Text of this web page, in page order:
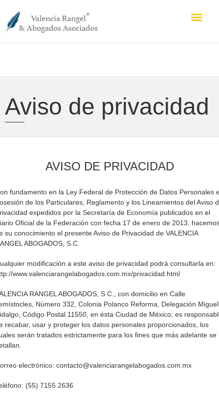
Aviso de privacidad
AVISO DE PRIVACIDAD
fundamento en la Ley Federal de Protección de Datos Personales
de los Particulares, Reglamento y los Lineamientos del Aviso
expedidos por la Secretaría de Economía publicados en el
Oficial de la Federación con fecha 17 de enero de 2013,
su conocimiento el presente Aviso de Privacidad de VALENCIA
ABOGADOS, S.C.
modificación a este aviso de privacidad podrá consultarla en:
www.valenciarangelabogados.com.mx/privacidad.html
RANGEL ABOGADOS, S.C., con domicilio en Calle
Número 332, Colonia Polanco Reforma, Delegación Miguel
Código Postal 11550, en ésta Ciudad de México; es
recabar, usar y proteger los datos personales proporcionados, los
serán tratados estrictamente para los fines que más adelante se
electrónico: contacto@valenciarangelabogados.com.mx
(55) 7155 2636